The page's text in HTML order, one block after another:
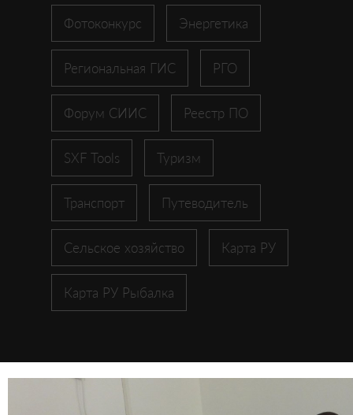
Фотоконкурс Энергетика
Региональная ГИС РГО
Форум СИИС Реестр ПО
SXF Tools Туризм
Транспорт Путеводитель
Сельское хозяйство Карта РУ
Карта РУ Рыбалка